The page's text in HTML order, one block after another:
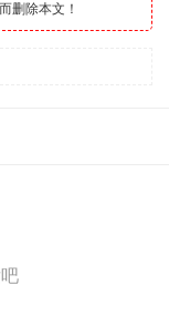
删除本文！